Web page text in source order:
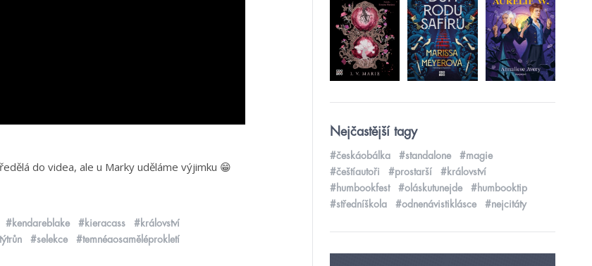
do videa, ale u Marky uděláme výjimku 😁
#kendareblake #kieracass
#království
#selekce
#temnéaosaměléprokletí
Nejčastější tagy
#českáobálka #standalone
#magie
#češtíautoři
#prostarší
#království
#humbookfest
#oláskutunejde
#humbooktip
#středníškola
#odnenávistiklásce #nejcitáty